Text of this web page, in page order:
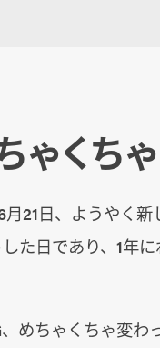
ゃくち
月21日、ようやく
た日であり、1年
めちゃくちゃ変